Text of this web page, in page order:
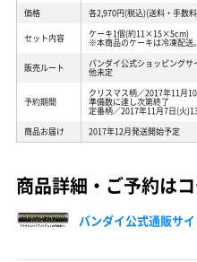
価格
各2,970円(税込)(送料・手数
セット内容 ケーキ1個(約11×15×5cm)
※本商品のケーキは冷凍配送。
販売ルート バンダイ公式ショッピングサ
他未定
予約期間
クリスマス柄／2017年11月
準備数に達し次第終了
定番柄／2017年11月7日(火
商品お届け
2017年12月発送開始予定
商品詳細・ご予約は
バンダイ公式通販サイ